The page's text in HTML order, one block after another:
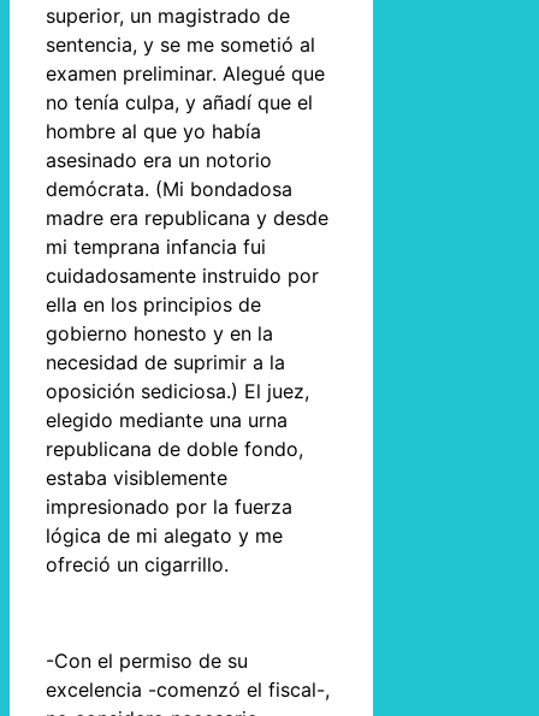
superior, un magistrado de
sentencia, y se me sometió al
examen preliminar. Alegué que
no tenía culpa, y añadí que el
hombre al que yo había
asesinado era un notorio
demócrata. (Mi bondadosa
madre era republicana y desde
mi temprana infancia fui
cuidadosamente instruido por
ella en los principios de
gobierno honesto y en la
necesidad de suprimir a la
oposición sediciosa.) El juez,
elegido mediante una urna
republicana de doble fondo,
estaba visiblemente
impresionado por la fuerza
lógica de mi alegato y me
ofreció un cigarrillo.
-Con el permiso de su
excelencia -comenzó el fiscal-,